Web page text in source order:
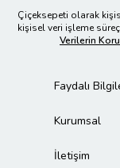
Çiçeksepeti olarak
kişisel veri işleme
Verilerin
Faydalı
Kurumsal
İletişim